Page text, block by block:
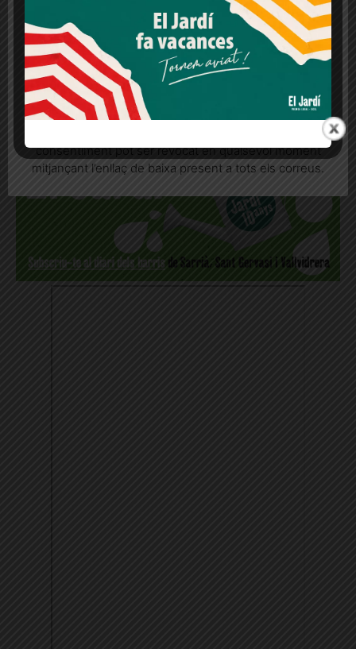
REP LES NOTÍCIES AL
MOMENT AL WHATSAPP!
Més informació Acceptar Rebutjar tot
Quan l’usuari crea un compte al Diari el Jardí, dona el
seu consentiment explícit per rebre comunicacions
consentiment pot ser revocat en qualsevol moment
mitjançant l’enllaç de baixa present a tots els correus.